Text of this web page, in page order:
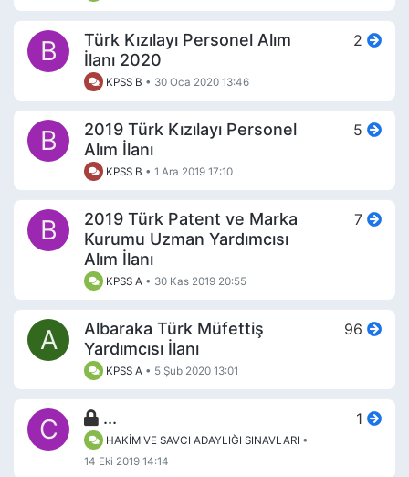
B
Türk Kızılayı Personel Alım
İlanı 2020
KPSS B • 30 Oca 2020 13:46
2
B
2019 Türk Kızılayı Personel
Alım İlanı
KPSS B •1 Ara 2019 17:10
5
B
2019 Türk Patent ve Marka
Kurumu Uzman Yardımcısı
Alım İlanı
KPSS A • 30 Kas 2019 20:55
7
A
Albaraka Türk Müfettiş
Yardımcısı İlanı
KPSS A • 5 Şub 2020 13:01
96
C ...
HAKİM VE SAVCI ADAYLIĞI SINAVLARI •
14 Eki 2019 14:14
1